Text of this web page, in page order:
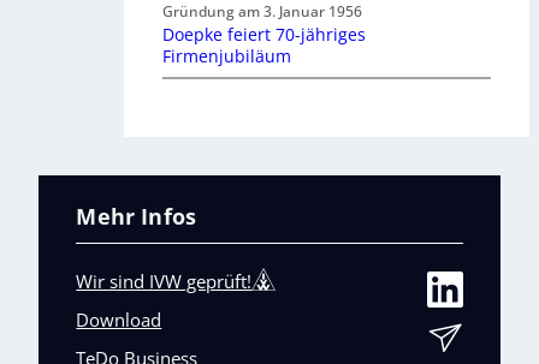
Gründung am 3. Januar 1956
Doepke feiert 70-jähriges
Firmenjubiläum
Mehr Infos
Wir sind IVW geprüft!
Download
TeDo Business